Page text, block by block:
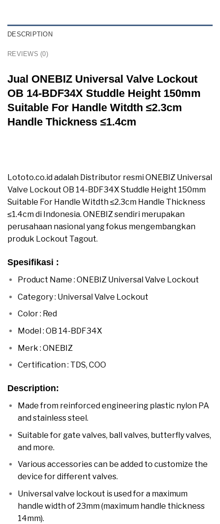
DESCRIPTION
REVIEWS (0)
Jual ONEBIZ Universal Valve Lockout
OB 14-BDF34X Studdle Height 150mm
Suitable For Handle Witdth ≤2.3cm
Handle Thickness ≤1.4cm
Lototo.co.id adalah Distributor resmi ONEBIZ Universal
Valve Lockout OB 14-BDF34X Studdle Height 150mm
Suitable For Handle Witdth ≤2.3cm Handle Thickness
≤1.4cm di Indonesia. ONEBIZ sendiri merupakan
perusahaan nasional yang fokus mengembangkan
produk Lockout Tagout.
Spesifikasi :
Product Name : ONEBIZ Universal Valve Lockout
Category : Universal Valve Lockout
Color : Red
Model : OB 14-BDF34X
Merk : ONEBIZ
Certification : TDS, COO
Description:
Made from reinforced engineering plastic nylon PA
and stainless steel.
Suitable for gate valves, ball valves, butterfly valves,
and more.
Various accessories can be added to customize the
device for different valves.
Universal valve lockout is used for a maximum
handle width of 23mm (maximum handle thickness
14mm).